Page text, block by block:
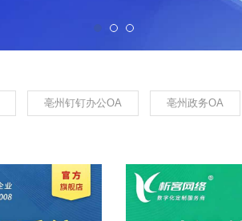
亳州钉钉办公OA 亳州政务OA